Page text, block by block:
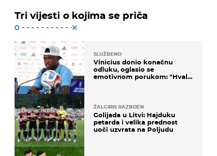
Tri vijesti o kojima se priča
SLUŽBENO
Vinicius donio konačnu
odluku, oglasio se
emotivnom porukom: "Hvala
ŽALGIRIS RAZBIJEN
Golijada u Litvi: Hajduku
petarda i velika prednost
uoči uzvrata na Poljudu